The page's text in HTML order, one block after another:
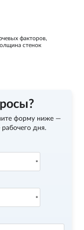
факторов,
стенок
форму ниже —
дня.